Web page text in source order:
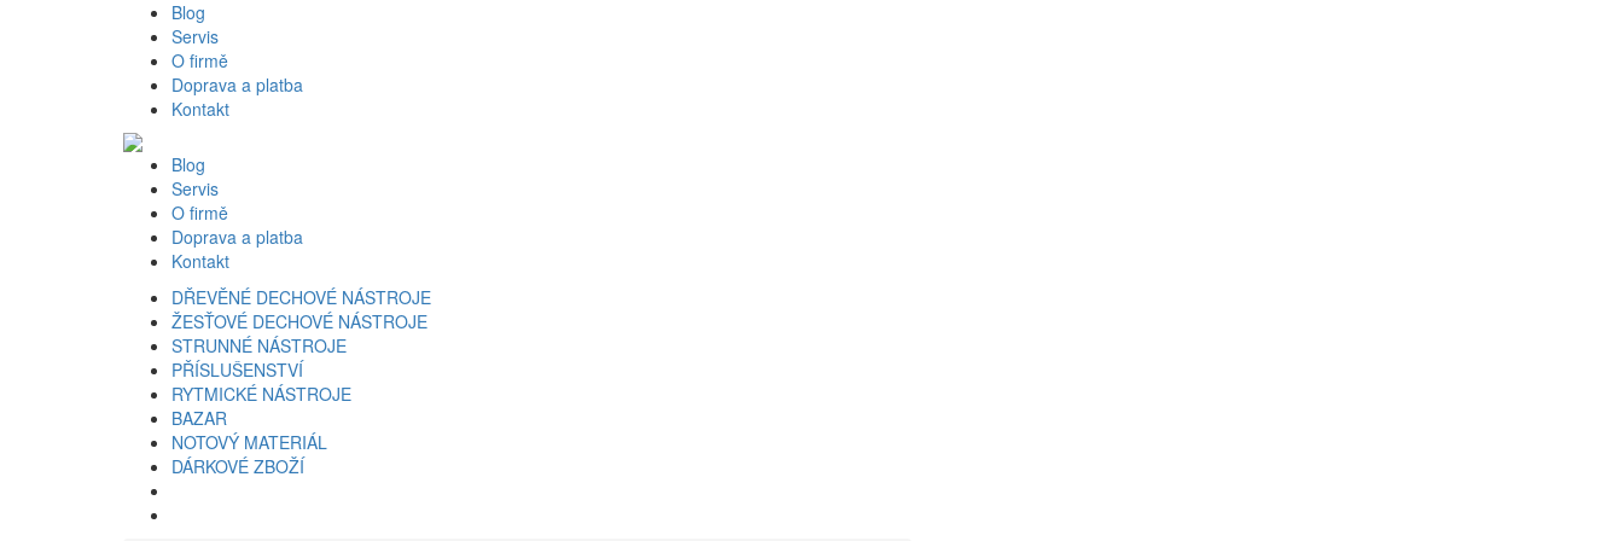
Blog
Servis
O firmě
Doprava a platba
Kontakt
Blog
Servis
O firmě
Doprava a platba
Kontakt
DŘEVĚNÉ DECHOVÉ NÁSTROJE
ŽESŤOVÉ DECHOVÉ NÁSTROJE
STRUNNÉ NÁSTROJE
PŘÍSLUŠENSTVÍ
RYTMICKÉ NÁSTROJE
BAZAR
NOTOVÝ MATERIÁL
DÁRKOVÉ ZBOŽÍ